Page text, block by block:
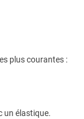
plus courantes :
un élastique.